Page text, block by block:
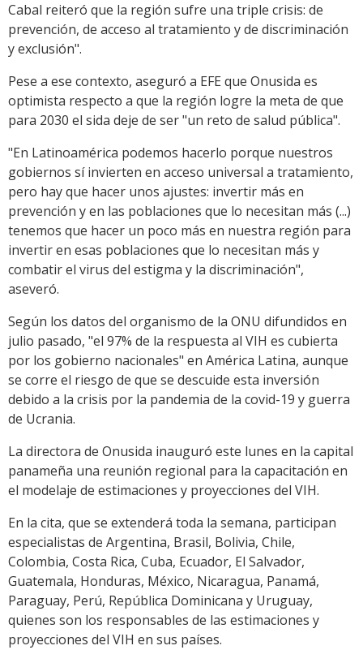
Cabal reiteró que la región sufre una triple crisis: de
prevención, de acceso al tratamiento y de discriminación
y exclusión".
Pese a ese contexto, aseguró a EFE que Onusida es
optimista respecto a que la región logre la meta de que
para 2030 el sida deje de ser "un reto de salud pública".
"En Latinoamérica podemos hacerlo porque nuestros
gobiernos sí invierten en acceso universal a tratamiento,
pero hay que hacer unos ajustes: invertir más en
prevención y en las poblaciones que lo necesitan más (...)
tenemos que hacer un poco más en nuestra región para
invertir en esas poblaciones que lo necesitan más y
combatir el virus del estigma y la discriminación",
aseveró.
Según los datos del organismo de la ONU difundidos en
julio pasado, "el 97% de la respuesta al VIH es cubierta
por los gobierno nacionales" en América Latina, aunque
se corre el riesgo de que se descuide esta inversión
debido a la crisis por la pandemia de la covid-19 y guerra
de Ucrania.
La directora de Onusida inauguró este lunes en la capital
panameña una reunión regional para la capacitación en
el modelaje de estimaciones y proyecciones del VIH.
En la cita, que se extenderá toda la semana, participan
especialistas de Argentina, Brasil, Bolivia, Chile,
Colombia, Costa Rica, Cuba, Ecuador, El Salvador,
Guatemala, Honduras, México, Nicaragua, Panamá,
Paraguay, Perú, República Dominicana y Uruguay,
quienes son los responsables de las estimaciones y
proyecciones del VIH en sus países.